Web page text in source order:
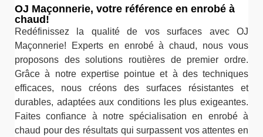
OJ Maçonnerie, votre référence en enrobé à
chaud!
Redéfinissez la qualité de vos surfaces avec OJ
Maçonnerie! Experts en enrobé à chaud, nous vous
proposons des solutions routières de premier ordre.
Grâce à notre expertise pointue et à des techniques
efficaces, nous créons des surfaces résistantes et
durables, adaptées aux conditions les plus exigeantes.
Faites confiance à notre spécialisation en enrobé à
chaud pour des résultats qui surpassent vos attentes en